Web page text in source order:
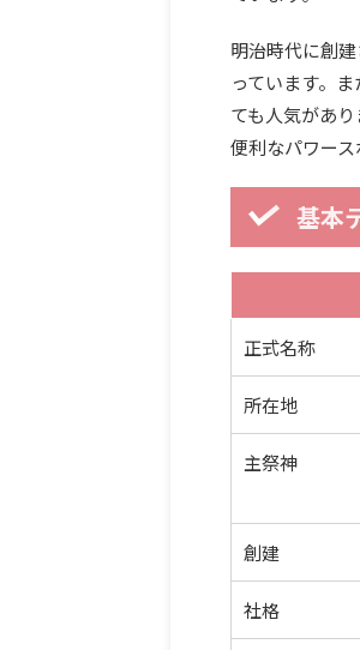
明治時代に創
っています。
ても人気があ
便利なパワース
基本
正式名称
所在地
主祭神
創建
社格